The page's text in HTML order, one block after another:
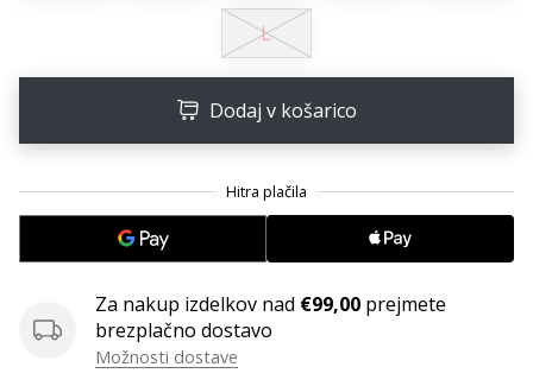
rokometni/a
smo
nam
ambasador/ka.
L
Dodaj v košarico
Za nakup izdelkov nad €99,00 prejmete
brezplačno dostavo
Možnosti dostave